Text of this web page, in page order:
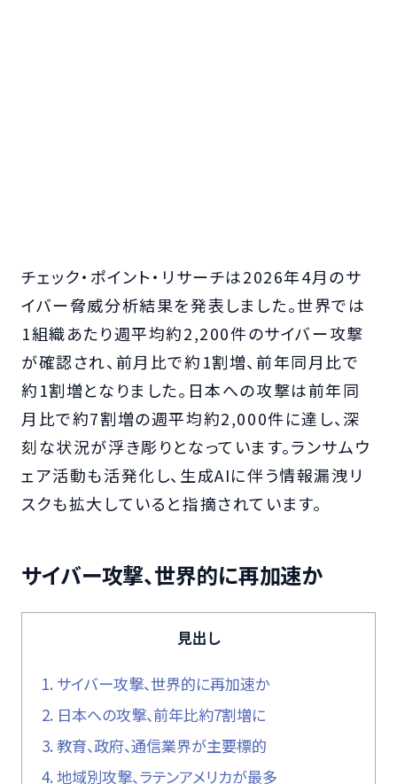
チェック・ポイント・リサーチは2026年4月のサ
イバー脅威分析結果を発表しました。世界では
1組織あたり週平均約2,200件のサイバー攻撃
が確認され、前月比で約1割増、前年同月比で
約1割増となりました。日本への攻撃は前年同
月比で約7割増の週平均約2,000件に達し、深
刻な状況が浮き彫りとなっています。ランサムウ
ェア活動も活発化し、生成AIに伴う情報漏洩リ
スクも拡大していると指摘されています。
サイバー攻撃、世界的に再加速か
見出し
1. サイバー攻撃、世界的に再加速か
2. 日本への攻撃、前年比約7割増に
3. 教育、政府、通信業界が主要標的
4. 地域別攻撃、ラテンアメリカが最多